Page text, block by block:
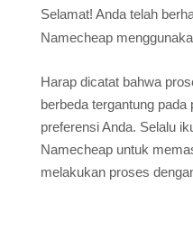
Selamat! Anda telah
Namecheap
Harap dicatat bahwa
berbeda tergantung pada
preferensi Anda. Selalu
Namecheap untuk
melakukan proses